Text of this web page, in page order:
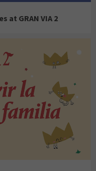
at GRAN VIA 2